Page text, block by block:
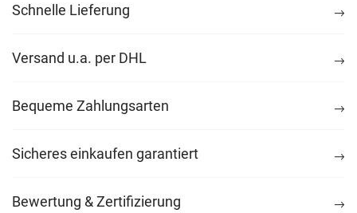
Schnelle Lieferung
Versand u.a. per DHL
Bequeme Zahlungsarten
Sicheres einkaufen garantiert
Bewertung & Zertifizierung